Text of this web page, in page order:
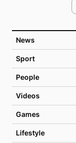
News
Sport
People
Videos
Games
Lifestyle